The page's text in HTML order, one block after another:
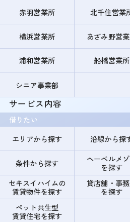
赤羽営業所 北千住営業
横浜営業所 あざみ野営
浦和営業所 船橋営業所
シニア事業部
サービス内容
借りたい
エリアから探す
沿線から探
条件から探す
ヘーベルメ
を探す
セキスイハイムの
賃貸物件を探す
貸店舗・事
を探す
ペット共生型
賃貸住宅を探す